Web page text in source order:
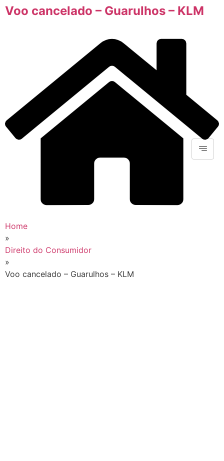
Voo cancelado – Guarulhos – KLM
Home
»
Direito do Consumidor
»
Voo cancelado – Guarulhos – KLM